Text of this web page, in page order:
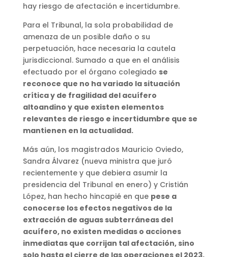
hay riesgo de afectación e incertidumbre.
Para el Tribunal, la sola probabilidad de
amenaza de un posible daño o su
perpetuación, hace necesaria la cautela
jurisdiccional. Sumado a que en el análisis
efectuado por el órgano colegiado se
reconoce que no ha variado la situación
crítica y de fragilidad del acuífero
altoandino y que existen elementos
relevantes de riesgo e incertidumbre que se
mantienen en la actualidad.
Más aún, los magistrados Mauricio Oviedo,
Sandra Álvarez (nueva ministra que juró
recientemente y que debiera asumir la
presidencia del Tribunal en enero) y Cristián
López, han hecho hincapié en que pese a
conocerse los efectos negativos de la
extracción de aguas subterráneas del
acuífero, no existen medidas o acciones
inmediatas que corrijan tal afectación, sino
solo hasta el cierre de las operaciones el 2023.